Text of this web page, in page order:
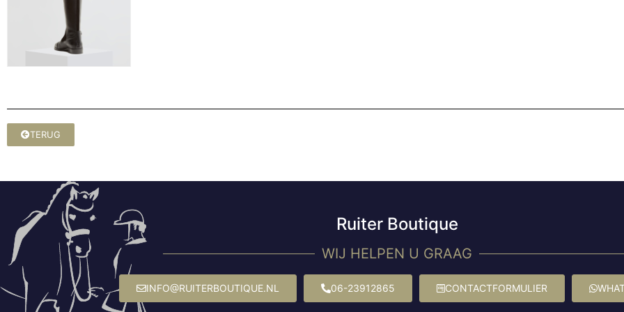
TERUG
Ruiter Boutique
WIJ HELPEN U GRAAG
INFO@RUITERBOUTIQUE.NL 06-23912865 CONTACTFORMULIER